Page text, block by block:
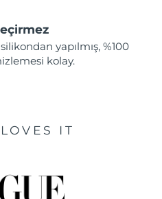
yapılmış, %100
kolay.
IT